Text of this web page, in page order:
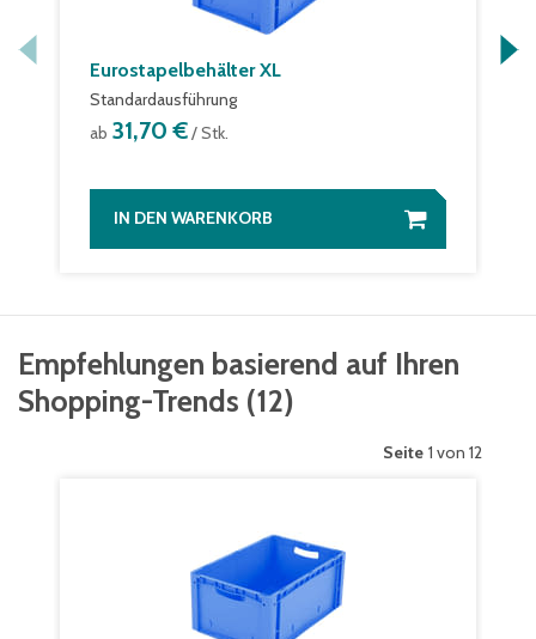
Eurostapelbehälter XL
Standardausführung
ab 31,70 €/ Stk.
IN DEN WARENKORB
Empfehlungen basierend auf Ihren
Shopping-Trends (12)
Seite 1 von 12